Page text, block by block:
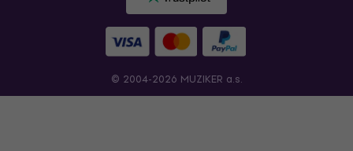
© 2004-2026 MUZIKER a.s.